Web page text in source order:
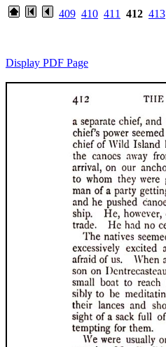
409 410 411 412 413
Display PDF Page